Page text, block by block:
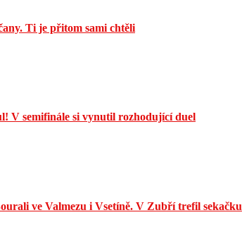
Ti je přitom sami chtěli
V semifinále si vynutil rozhodující duel
ve Valmezu i Vsetíně. V Zubří trefil sekačku